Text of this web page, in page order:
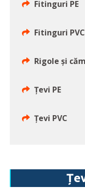
Fitinguri PE
Fitinguri PVC
Rigole și
Țevi PE
Țevi PVC